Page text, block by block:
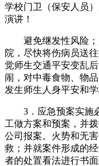
学校门卫（保安人员
演讲！
避免继发性风险；
院，尽快将伤病员送
觉师生交通平安变乱
闹，对中毒食物、物
发生师生人身平安和学
3．应急预案实施必
工做方案和预案，并
公司报案。火势和无
救；并就案件形成的
者的处置看法进行书